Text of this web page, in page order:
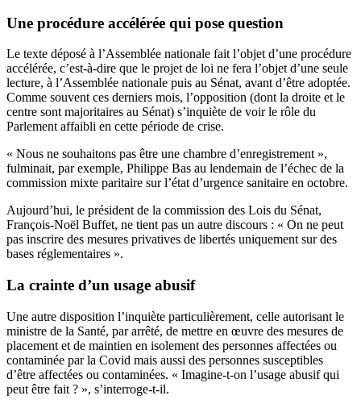
Une procédure accélérée qui pose question
Le texte déposé à l’Assemblée nationale fait l’objet d’une procédure
accélérée, c’est-à-dire que le projet de loi ne fera l’objet d’une seule
lecture, à l’Assemblée nationale puis au Sénat, avant d’être adoptée.
Comme souvent ces derniers mois, l’opposition (dont la droite et le
centre sont majoritaires au Sénat) s’inquiète de voir le rôle du
Parlement affaibli en cette période de crise.
« Nous ne souhaitons pas être une chambre d’enregistrement »,
fulminait, par exemple, Philippe Bas au lendemain de l’échec de la
commission mixte paritaire sur l’état d’urgence sanitaire en octobre.
Aujourd’hui, le président de la commission des Lois du Sénat,
François-Noël Buffet, ne tient pas un autre discours : « On ne peut
pas inscrire des mesures privatives de libertés uniquement sur des
bases réglementaires ».
La crainte d’un usage abusif
Une autre disposition l’inquiète particulièrement, celle autorisant le
ministre de la Santé, par arrêté, de mettre en œuvre des mesures de
placement et de maintien en isolement des personnes affectées ou
contaminée par la Covid mais aussi des personnes susceptibles
d’être affectées ou contaminées. « Imagine-t-on l’usage abusif qui
peut être fait ? », s’interroge-t-il.